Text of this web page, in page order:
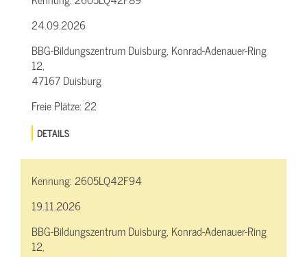
24.09.2026
BBG-Bildungszentrum Duisburg, Konrad-Adenauer-Ring
12,
47167 Duisburg
Freie Plätze:22
DETAILS
Kennung:2605LQ42F94
19.11.2026
BBG-Bildungszentrum Duisburg, Konrad-Adenauer-Ring
12,